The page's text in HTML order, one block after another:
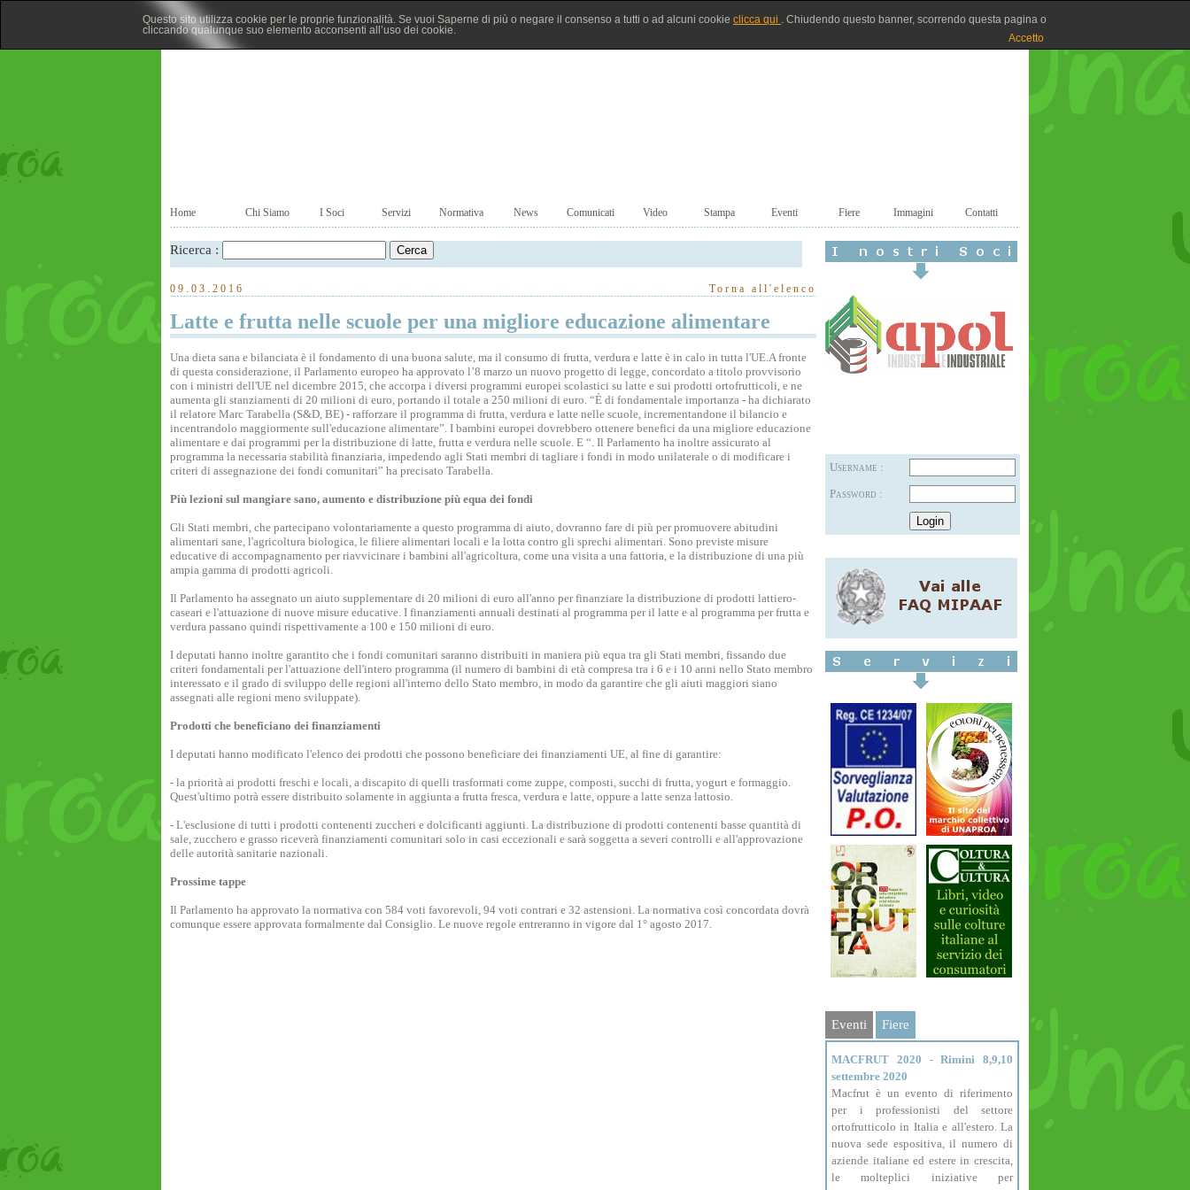
Questo sito utilizza cookie per le proprie funzionalità. Se vuoi Saperne di più o negare il consenso a tutti o ad alcuni cookie clicca qui . Chiudendo questo banner, scorrendo questa pagina o
cliccando qualunque suo elemento acconsenti all’uso dei cookie.
Accetto
Home Chi Siamo I Soci Servizi Normativa News Comunicati Video Stampa Eventi Fiere Immagini Contatti
Ricerca :
09.03.2016 Torna all'elenco
Latte e frutta nelle scuole per una migliore educazione alimentare
Una dieta sana e bilanciata è il fondamento di una buona salute, ma il consumo di frutta, verdura e latte è in calo in tutta l'UE.A fronte
di questa considerazione, il Parlamento europeo ha approvato l’8 marzo un nuovo progetto di legge, concordato a titolo provvisorio
con i ministri dell'UE nel dicembre 2015, che accorpa i diversi programmi europei scolastici su latte e sui prodotti ortofrutticoli, e ne
aumenta gli stanziamenti di 20 milioni di euro, portando il totale a 250 milioni di euro. “È di fondamentale importanza - ha dichiarato
il relatore Marc Tarabella (S&D, BE) - rafforzare il programma di frutta, verdura e latte nelle scuole, incrementandone il bilancio e
incentrandolo maggiormente sull'educazione alimentare”. I bambini europei dovrebbero ottenere benefici da una migliore educazione
alimentare e dai programmi per la distribuzione di latte, frutta e verdura nelle scuole. E “. Il Parlamento ha inoltre assicurato al
programma la necessaria stabilità finanziaria, impedendo agli Stati membri di tagliare i fondi in modo unilaterale o di modificare i
criteri di assegnazione dei fondi comunitari” ha precisato Tarabella.
Più lezioni sul mangiare sano, aumento e distribuzione più equa dei fondi
Gli Stati membri, che partecipano volontariamente a questo programma di aiuto, dovranno fare di più per promuovere abitudini
alimentari sane, l'agricoltura biologica, le filiere alimentari locali e la lotta contro gli sprechi alimentari. Sono previste misure
educative di accompagnamento per riavvicinare i bambini all'agricoltura, come una visita a una fattoria, e la distribuzione di una più
ampia gamma di prodotti agricoli.
Il Parlamento ha assegnato un aiuto supplementare di 20 milioni di euro all'anno per finanziare la distribuzione di prodotti lattiero-
caseari e l'attuazione di nuove misure educative. I finanziamenti annuali destinati al programma per il latte e al programma per frutta e
verdura passano quindi rispettivamente a 100 e 150 milioni di euro.
I deputati hanno inoltre garantito che i fondi comunitari saranno distribuiti in maniera più equa tra gli Stati membri, fissando due
criteri fondamentali per l'attuazione dell'intero programma (il numero di bambini di età compresa tra i 6 e i 10 anni nello Stato membro
interessato e il grado di sviluppo delle regioni all'interno dello Stato membro, in modo da garantire che gli aiuti maggiori siano
assegnati alle regioni meno sviluppate).
Prodotti che beneficiano dei finanziamenti
I deputati hanno modificato l'elenco dei prodotti che possono beneficiare dei finanziamenti UE, al fine di garantire:
- la priorità ai prodotti freschi e locali, a discapito di quelli trasformati come zuppe, composti, succhi di frutta, yogurt e formaggio.
Quest'ultimo potrà essere distribuito solamente in aggiunta a frutta fresca, verdura e latte, oppure a latte senza lattosio.
- L'esclusione di tutti i prodotti contenenti zuccheri e dolcificanti aggiunti. La distribuzione di prodotti contenenti basse quantità di
sale, zucchero e grasso riceverà finanziamenti comunitari solo in casi eccezionali e sarà soggetta a severi controlli e all'approvazione
delle autorità sanitarie nazionali.
Prossime tappe
Il Parlamento ha approvato la normativa con 584 voti favorevoli, 94 voti contrari e 32 astensioni. La normativa così concordata dovrà
comunque essere approvata formalmente dal Consiglio. Le nuove regole entreranno in vigore dal 1° agosto 2017.
Username :
Password :
Eventi Fiere
MACFRUT 2020 - Rimini 8,9,10
settembre 2020
Macfrut è un evento di riferimento
per i professionisti del settore
ortofrutticolo in Italia e all'estero. La
nuova sede espositiva, il numero di
aziende italiane ed estere in crescita,
le molteplici iniziative per